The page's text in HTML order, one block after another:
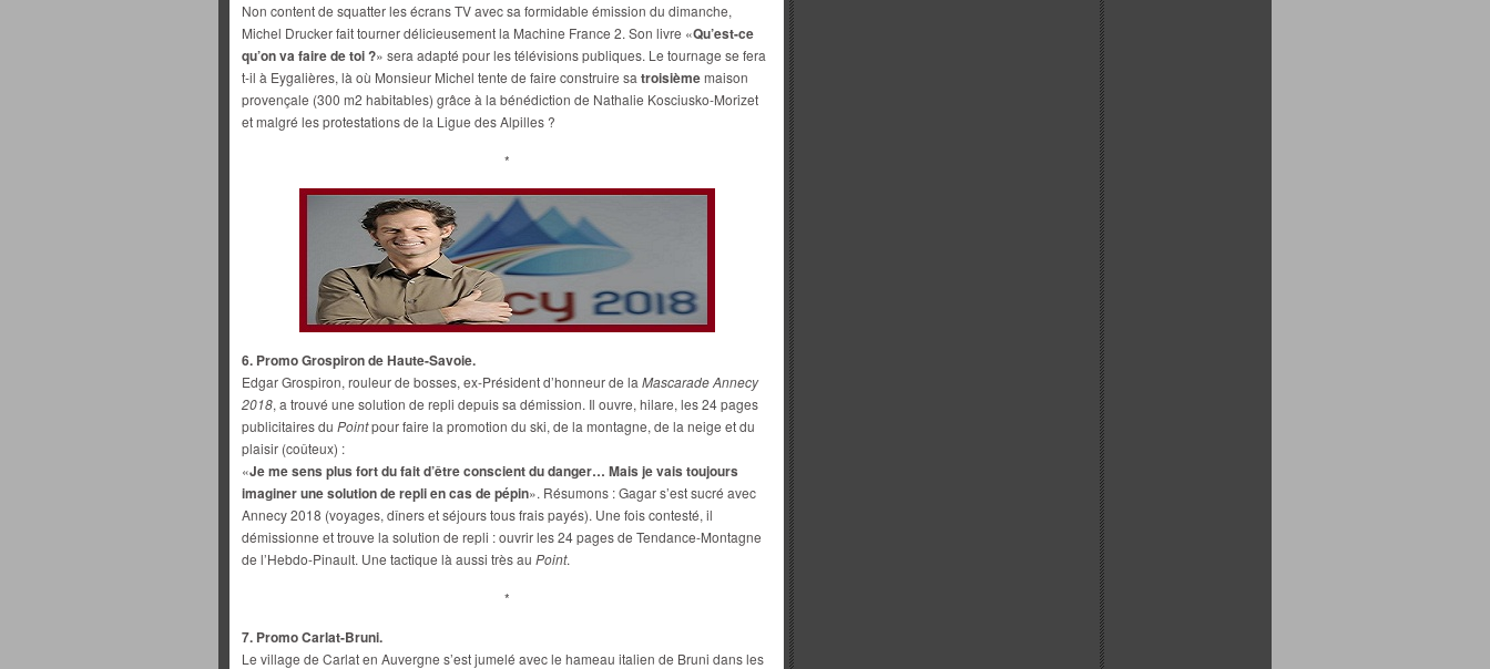
Non content de squatter les écrans TV avec sa formidable émission du dimanche,
Michel Drucker fait tourner délicieusement la Machine France 2. Son livre «Qu’est-ce
qu’on va faire de toi ?» sera adapté pour les télévisions publiques. Le tournage se fera
t-il à Eygalières, là où Monsieur Michel tente de faire construire sa troisièmemaison
provençale (300 m2 habitables) grâce à la bénédiction de Nathalie Kosciusko-Morizet
et malgré les protestations de la Ligue des Alpilles ?
*
6. Promo Grospiron de Haute-Savoie.
Edgar Grospiron, rouleur de bosses, ex-Président d’honneur de la Mascarade Annecy
2018, a trouvé une solution de repli depuis sa démission. Il ouvre, hilare, les 24 pages
publicitaires du Pointpour faire la promotion du ski, de la montagne, de la neige et du
plaisir (coûteux) :
«Je me sens plus fort du fait d’être conscient du danger… Mais je vais toujours
imaginer une solution de repli en cas de pépin». Résumons : Gagar s’est sucré avec
Annecy 2018 (voyages, dîners et séjours tous frais payés). Une fois contesté, il
démissionne et trouve la solution de repli : ouvrir les 24 pages de Tendance-Montagne
de l’Hebdo-Pinault. Une tactique là aussi très au Point.
*
7. Promo Carlat-Bruni.
Le village de Carlat en Auvergne s’est jumelé avec le hameau italien de Bruni dans les